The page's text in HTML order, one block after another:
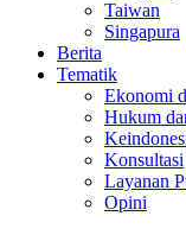
Taiwan
Singapura
Berita
Tematik
Ekonomi
Hukum
Konsultasi
Layanan
Opini